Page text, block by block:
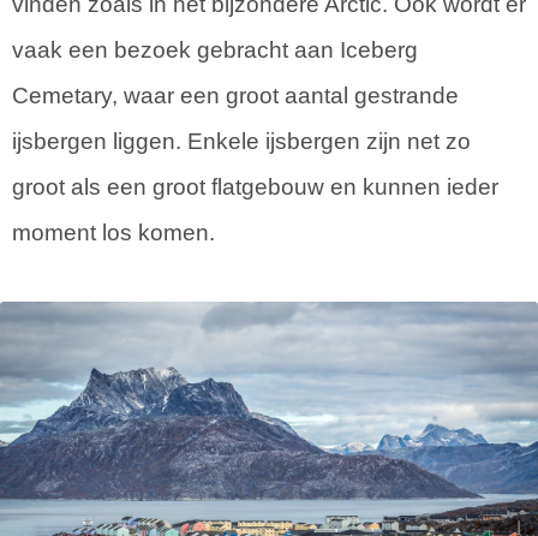
vaak een bezoek gebracht aan Iceberg
Cemetary, waar een groot aantal gestrande
ijsbergen liggen. Enkele ijsbergen zijn net zo
groot als een groot flatgebouw en kunnen ieder
moment los komen.